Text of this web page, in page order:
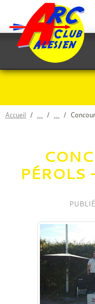
Accueil
Panneau de gestion des